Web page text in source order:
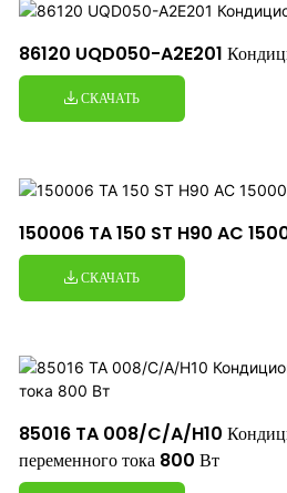
86120 UQD050-A2E201
СКАЧАТЬ
150006 TA 150 ST H90 AC
СКАЧАТЬ
85016 TA 008/C/A/H10
переменного тока 800 Вт